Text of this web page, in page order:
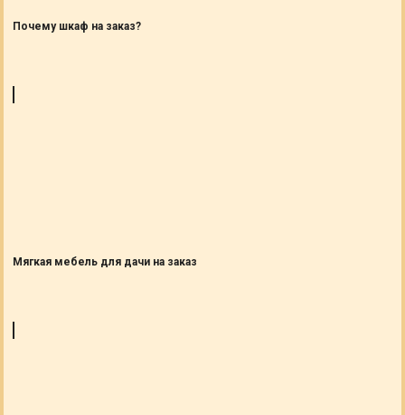
Почему шкаф на заказ?
Мягкая мебель для дачи на заказ